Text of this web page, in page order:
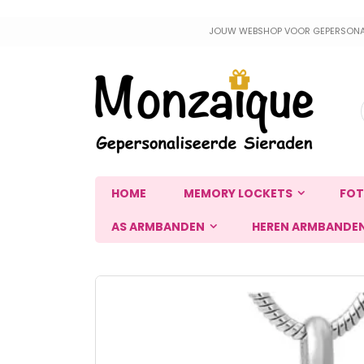
inhoud
JOUW WEBSHOP VOOR
HOME MEMORY LOCKETS
AS ARMBANDEN HEREN
Ga